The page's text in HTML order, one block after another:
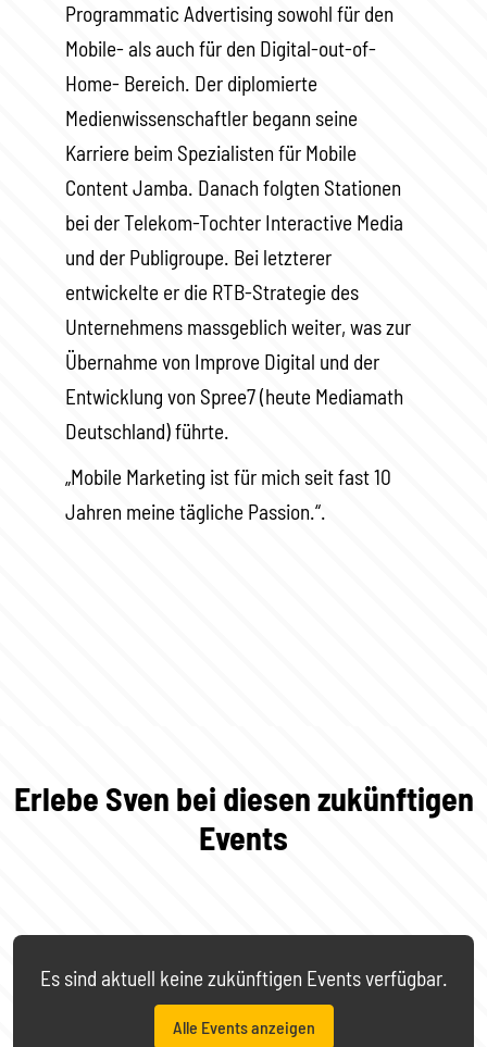
Programmatic Advertising sowohl für den
Mobile- als auch für den Digital-out-of-
Home- Bereich. Der diplomierte
Medienwissenschaftler begann seine
Karriere beim Spezialisten für Mobile
Content Jamba. Danach folgten Stationen
bei der Telekom-Tochter Interactive Media
und der Publigroupe. Bei letzterer
entwickelte er die RTB-Strategie des
Unternehmens massgeblich weiter, was zur
Übernahme von Improve Digital und der
Entwicklung von Spree7 (heute Mediamath
Deutschland) führte.
„Mobile Marketing ist für mich seit fast 10
Jahren meine tägliche Passion.“.
Erlebe Sven bei diesen zukünftigen
Events
Es sind aktuell keine zukünftigen Events verfügbar.
Alle Events anzeigen